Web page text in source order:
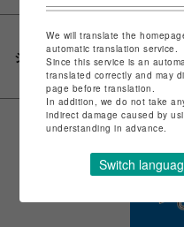
シェアする
We will translate the
automatic translation service.
Since this service is an
translated correctly and may
page before translation.
In addition, we do not take
indirect damage caused by
understanding in advance.
Switch